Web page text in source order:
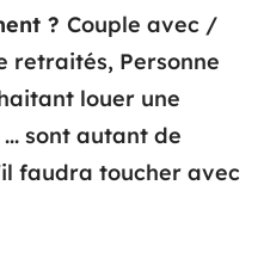
? Couple avec /
retraités, Personne
louer une
sont autant de
faudra toucher avec